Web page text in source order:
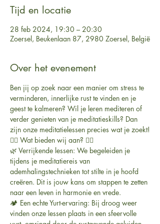
Tijd en locatie
28 feb 2024, 19:30 – 20:30
Zoersel, Beukenlaan 87, 2980 Zoersel, België
Over het evenement
Ben jij op zoek naar een manier om stress te
verminderen, innerlijke rust te vinden en je
geest te kalmeren? Wil je leren mediteren of
verder genieten van je meditatieskills? Dan
zijn onze meditatielessen precies wat je zoekt!
🧘‍♀️ Wat bieden wij aan? 🧘‍♂️
🌿 Verrijkende lessen: We begeleiden je
tijdens je meditatiereis van
ademhalingstechnieken tot stilte in je hoofd
creëren. Dit is jouw kans om stappen te zetten
naar een leven in harmonie en vrede.
🏕️ Een echte Yurt-ervaring: Bij droog weer
vinden onze lessen plaats in een sfeervolle